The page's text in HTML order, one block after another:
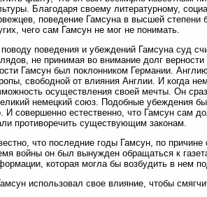
Благодаря своему литературному,
поведение Гамсуна в высшей
чего сам Гамсун не мог не понимать.
поведения и убеждений Гамсуна суд
не принимая во внимание долг
Гамсун был поклонником Германии.
свободной от влияния Англии. И когда
осуществления своей мечты. Он
немецкий союз. Подобные убеждения
И совершенно естественно, что Гамсун сам
противоречить существующим законам.
что последние годы Гамсун, по
войны он был вынужден обращаться к
которая могла бы возбудить в нем
использовал свое влияние, чтобы